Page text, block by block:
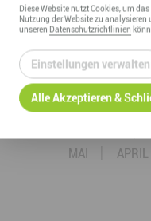
SEPTEMBER
MAI
APRIL
DEZEMBER
MAI
APRIL
DieseWebsitenutzt Cookies, um
Nutzung derWebsitezu analysieren
unseren Datenschutzrichtlinien
Einstellungen verwalten
Alle Akzeptieren &